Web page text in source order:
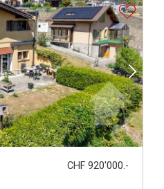
CHF 920'000.-